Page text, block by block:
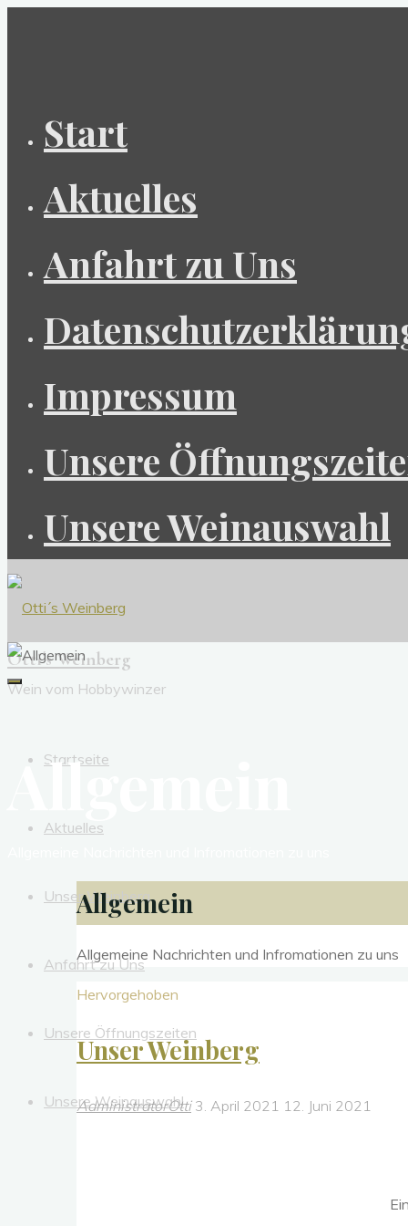
Start
Aktuelles
Anfahrt zu Uns
Impressum
Unsere
Unsere Weinauswahl
Otti´s Weinberg
Wein vom Hobbywinzer
Startseite
Aktuelles
Unser Weinberg
Anfahrt zu Uns
Unsere Öffnungszeiten
Unsere Weinauswahl
Allgemein
Allgemein
Allgemeine Nachrichten und Infromationen zu uns
Hervorgehoben
Unser Weinberg
AdministratorOtti 3. April 2021 12. Juni 2021